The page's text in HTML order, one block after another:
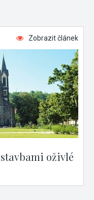
Zobrazit článek
oživlé